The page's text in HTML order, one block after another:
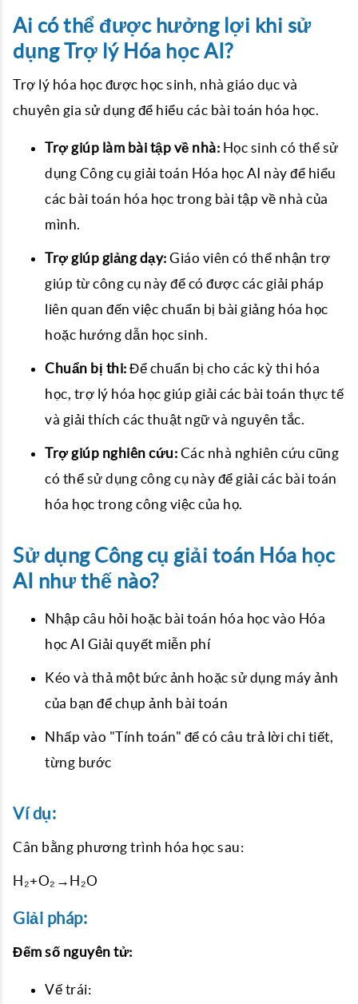
Ai có thể được hưởng lợi khi sử
dụng Trợ lý Hóa học AI?
Trợ lý hóa học được học sinh, nhà giáo dục và
chuyên gia sử dụng để hiểu các bài toán hóa học.
Trợ giúp làm bài tập về nhà: Học sinh có thể sử
dụng Công cụ giải toán Hóa học AI này để hiểu
các bài toán hóa học trong bài tập về nhà của
mình.
Trợ giúp giảng dạy: Giáo viên có thể nhận trợ
giúp từ công cụ này để có được các giải pháp
liên quan đến việc chuẩn bị bài giảng hóa học
hoặc hướng dẫn học sinh.
Chuẩn bị thi: Để chuẩn bị cho các kỳ thi hóa
học, trợ lý hóa học giúp giải các bài toán thực tế
và giải thích các thuật ngữ và nguyên tắc.
Trợ giúp nghiên cứu: Các nhà nghiên cứu cũng
có thể sử dụng công cụ này để giải các bài toán
hóa học trong công việc của họ.
Sử dụng Công cụ giải toán Hóa học
AI như thế nào?
Nhập câu hỏi hoặc bài toán hóa học vào Hóa
học AI Giải quyết miễn phí
Kéo và thả một bức ảnh hoặc sử dụng máy ảnh
của bạn để chụp ảnh bài toán
Nhấp vào "Tính toán" để có câu trả lời chi tiết,
từng bước
Ví dụ:
Cân bằng phương trình hóa học sau:
H₂+O₂→H₂O
Giải pháp:
Đếm số nguyên tử:
Vế trái: